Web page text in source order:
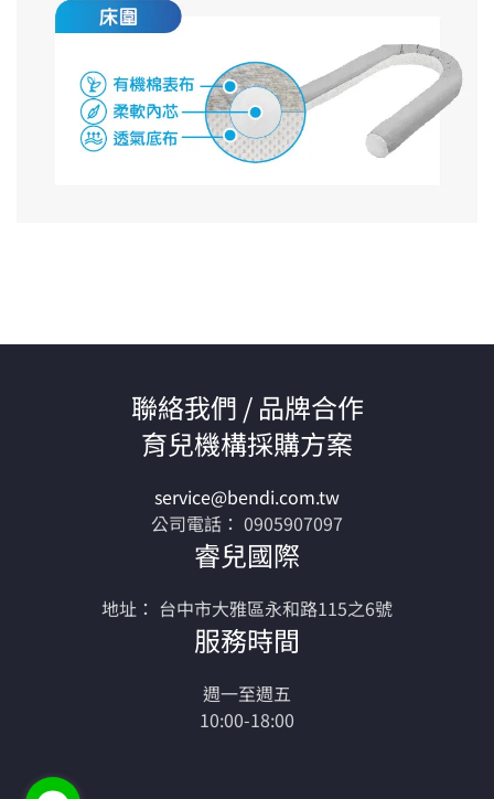
聯絡我們 / 品牌合作
育兒機構採購方案
service@bendi.com.tw
公司電話： 0905907097
睿兒國際
地址： 台中市大雅區永和路115之6號
服務時間
週一至週五
10:00-18:00